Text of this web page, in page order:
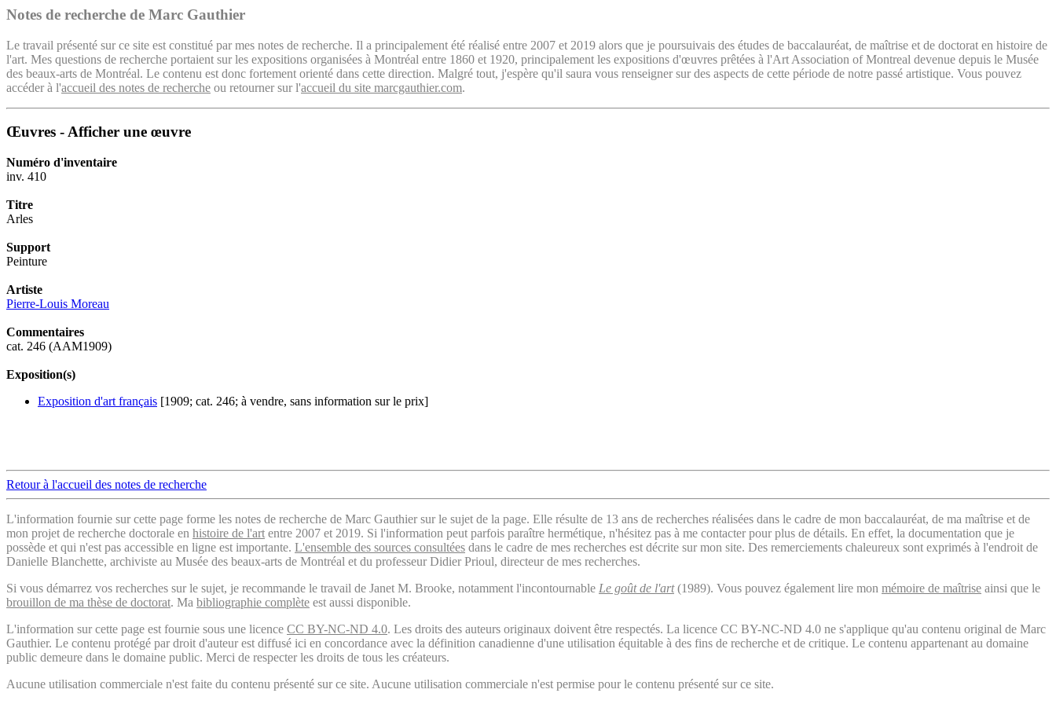
Notes de recherche de Marc Gauthier
Le travail présenté sur ce site est constitué par mes notes de recherche. Il a principalement été réalisé entre 2007 et 2019 alors que je poursuivais des études de baccalauréat, de maîtrise et de doctorat en histoire de
l'art. Mes questions de recherche portaient sur les expositions organisées à Montréal entre 1860 et 1920, principalement les expositions d'œuvres prêtées à l'Art Association of Montreal devenue depuis le Musée
des beaux-arts de Montréal. Le contenu est donc fortement orienté dans cette direction. Malgré tout, j'espère qu'il saura vous renseigner sur des aspects de cette période de notre passé artistique. Vous pouvez
accéder à l'accueil des notes de recherche ou retourner sur l'accueil du site marcgauthier.com.
Œuvres - Afficher une œuvre
Numéro d'inventaire
inv. 410
Titre
Arles
Support
Peinture
Artiste
Pierre-Louis Moreau
Commentaires
cat. 246 (AAM1909)
Exposition(s)
Exposition d'art français [1909; cat. 246; à vendre, sans information sur le prix]
Retour à l'accueil des notes de recherche
L'information fournie sur cette page forme les notes de recherche de Marc Gauthier sur le sujet de la page. Elle résulte de 13 ans de recherches réalisées dans le cadre de mon baccalauréat, de ma maîtrise et de
mon projet de recherche doctorale en histoire de l'art entre 2007 et 2019. Si l'information peut parfois paraître hermétique, n'hésitez pas à me contacter pour plus de détails. En effet, la documentation que je
possède et qui n'est pas accessible en ligne est importante. L'ensemble des sources consultées dans le cadre de mes recherches est décrite sur mon site. Des remerciements chaleureux sont exprimés à l'endroit de
Danielle Blanchette, archiviste au Musée des beaux-arts de Montréal et du professeur Didier Prioul, directeur de mes recherches.
Si vous démarrez vos recherches sur le sujet, je recommande le travail de Janet M. Brooke, notamment l'incontournable Le goût de l'art(1989). Vous pouvez également lire mon mémoire de maîtrise ainsi que le
brouillon de ma thèse de doctorat. Ma bibliographie complète est aussi disponible.
L'information sur cette page est fournie sous une licence CC BY-NC-ND 4.0. Les droits des auteurs originaux doivent être respectés. La licence CC BY-NC-ND 4.0 ne s'applique qu'au contenu original de Marc
Gauthier. Le contenu protégé par droit d'auteur est diffusé ici en concordance avec la définition canadienne d'une utilisation équitable à des fins de recherche et de critique. Le contenu appartenant au domaine
public demeure dans le domaine public. Merci de respecter les droits de tous les créateurs.
Aucune utilisation commerciale n'est faite du contenu présenté sur ce site. Aucune utilisation commerciale n'est permise pour le contenu présenté sur ce site.